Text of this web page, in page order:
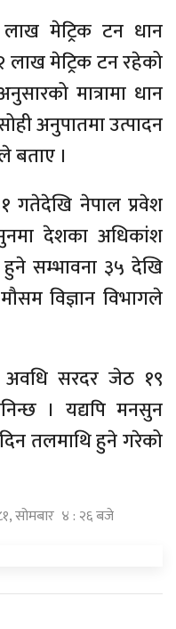
मेट्रिक टन धान
लाख मेट्रिक टन रहेको
मात्रामा धान
अनुपातमा उत्पादन
बताए ।
गतेदेखि नेपाल प्रवेश
देशका अधिकांश
हुने सम्भावना ३५ देखि
विज्ञान विभागले
अवधि सरदर जेठ १९
। यद्यपि मनसुन
तलमाथि हुने गरेको
सोमबार ४ : २६ बजे